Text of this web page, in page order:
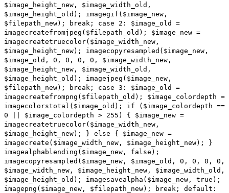
$image_height_new, $image_width_old,
$image_height_old); imagegif($image_new,
$filepath_new); break; case 2: $image_old =
imagecreatefromjpeg($filepath_old); $image_new =
imagecreatetruecolor($image_width_new,
$image_height_new); imagecopyresampled($image_new,
$image_old, 0, 0, 0, 0, $image_width_new,
$image_height_new, $image_width_old,
$image_height_old); imagejpeg($image_new,
$filepath_new); break; case 3: $image_old =
imagecreatefrompng($filepath_old); $image_colordepth =
imagecolorstotal($image_old); if ($image_colordepth ==
0 || $image_colordepth > 255) { $image_new =
imagecreatetruecolor($image_width_new,
$image_height_new); } else { $image_new =
imagecreate($image_width_new, $image_height_new); }
imagealphablending($image_new, false);
imagecopyresampled($image_new, $image_old, 0, 0, 0, 0,
$image_width_new, $image_height_new, $image_width_old,
$image_height_old); imagesavealpha($image_new, true);
imagepng($image_new, $filepath_new); break; default: